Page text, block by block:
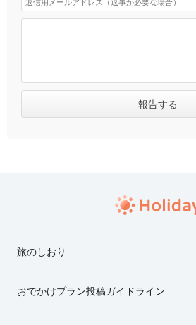
旅のしおり
おでかけプラン投稿ガイドライン